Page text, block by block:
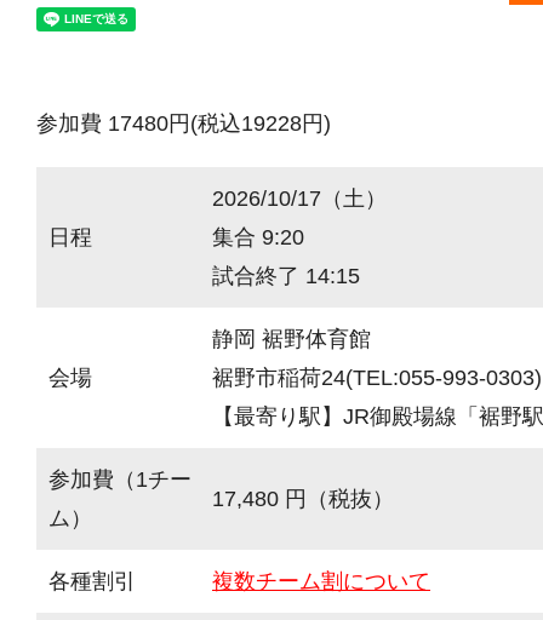
参加費 17480円(税込19228円)
日程
2026/10/17（土）
集合 9:20
試合終了 14:15
会場
静岡 裾野体育館
裾野市稲荷24(TEL:055-993-0303)
【最寄り駅】JR御殿場線「裾野
参加費（1チー
ム）
17,480 円（税抜）
各種割引 複数チーム割について